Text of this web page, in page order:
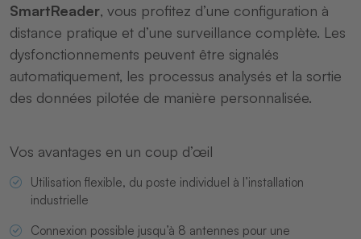
SmartReader, vous profitez d’une configuration à
distance pratique et d’une surveillance complète. Les
dysfonctionnements peuvent être signalés
automatiquement, les processus analysés et la sortie
des données pilotée de manière personnalisée.
Vos avantages en un coup d’œil
Utilisation flexible, du poste individuel à l’installation
industrielle
Connexion possible jusqu’à 8 antennes pour une